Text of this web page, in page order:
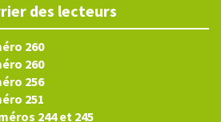
des lecteurs
260
260
256
251
244 et 245